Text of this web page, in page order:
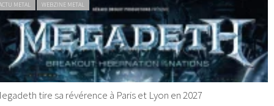
METAL WEBZINE METAL
tire sa révérence à Paris et Lyon en 2027